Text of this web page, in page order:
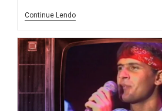
Continue Lendo